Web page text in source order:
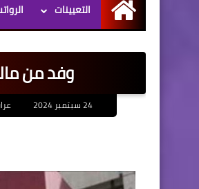
الرئيسية
التعيينات
وفد من